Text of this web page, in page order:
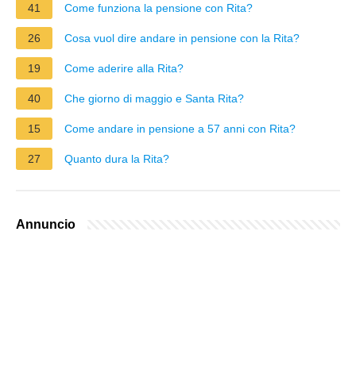
41 Come funziona la pensione con Rita?
26 Cosa vuol dire andare in pensione con la Rita?
19 Come aderire alla Rita?
40 Che giorno di maggio e Santa Rita?
15 Come andare in pensione a 57 anni con Rita?
27 Quanto dura la Rita?
Annuncio